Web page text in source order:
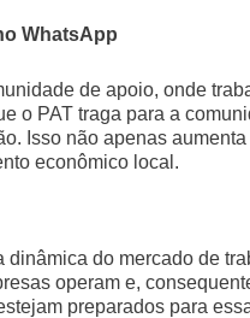
WhatsApp
de apoio, onde
o PAT traga para a
Isso não apenas
econômico local.
do mercado de
operam e,
preparados para